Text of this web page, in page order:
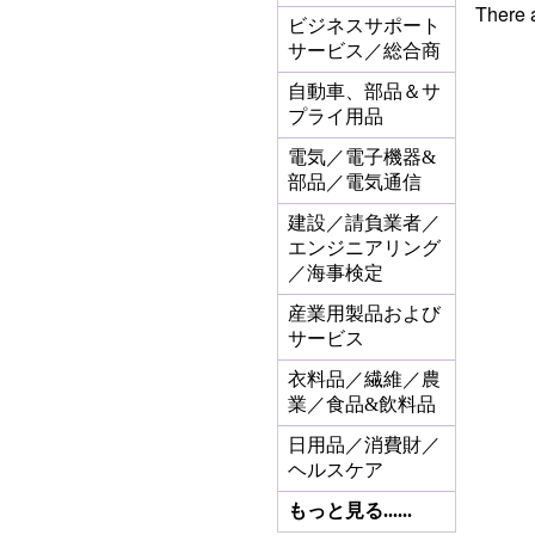
ビジネスサポート
サービス／総合商
自動車、部品＆サ
プライ用品
電気／電子機器&
部品／電気通信
建設／請負業者／
エンジニアリング
／海事検定
産業用製品および
サービス
衣料品／繊維／農
業／食品&飲料品
日用品／消費財／
ヘルスケア
もっと見る......
There